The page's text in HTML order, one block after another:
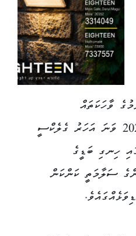
ވާހަކަތައް
ފެންމަތިވެފައިވަނީ، 2024 ވަނަ އަހަރު ގެލެކްސީ
ހިނގި ބަޑީގެ
ސަލާމަތީ ކަންކަން